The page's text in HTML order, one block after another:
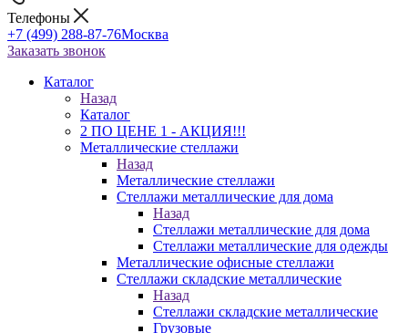
Телефоны
+7 (499) 288-87-76Москва
Заказать звонок
Каталог
Назад
Каталог
2 ПО ЦЕНЕ 1 - АКЦИЯ!!!
Металлические стеллажи
Назад
Металлические стеллажи
Стеллажи металлические для дома
Назад
Стеллажи металлические для дома
Стеллажи металлические для одежды
Металлические офисные стеллажи
Стеллажи складские металлические
Назад
Стеллажи складские металлические
Грузовые